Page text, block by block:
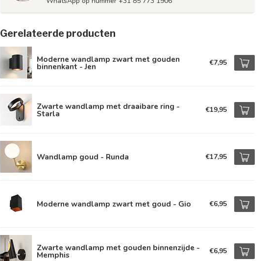
Gerelateerde producten
Moderne wandlamp zwart met gouden
binnenkant - Jen €7,95
Zwarte wandlamp met draaibare ring -
Starla €19,95
Wandlamp goud - Runda €17,95
Moderne wandlamp zwart met goud - Gio €6,95
Zwarte wandlamp met gouden binnenzijde -
Memphis €6,95